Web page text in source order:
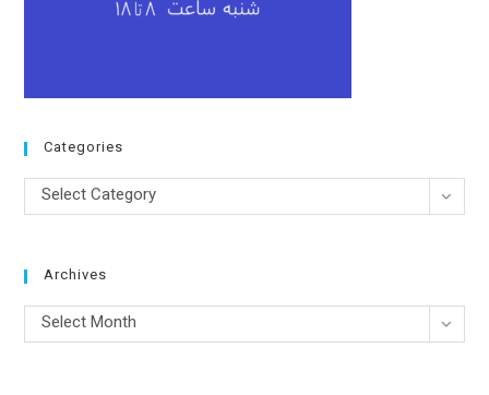
Categories
Categories
Select Category
Archives
Archives
Select Month